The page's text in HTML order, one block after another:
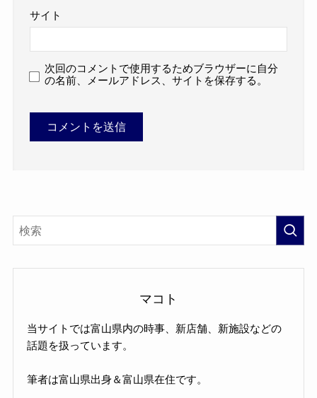
サイト
次回のコメントで使用するためブラウザーに自分
の名前、メールアドレス、サイトを保存する。
マコト
当サイトでは富山県内の時事、新店舗、新施設などの
話題を扱っています。
筆者は富山県出身＆富山県在住です。